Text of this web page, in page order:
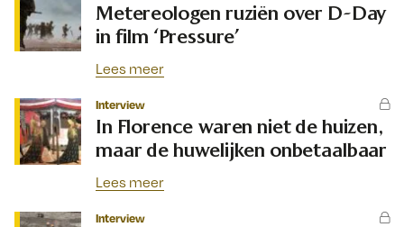
Metereologen ruziën over D-Day
in film ‘Pressure’
Lees meer
Interview
In Florence waren niet de huizen,
maar de huwelijken onbetaalbaar
Lees meer
Interview